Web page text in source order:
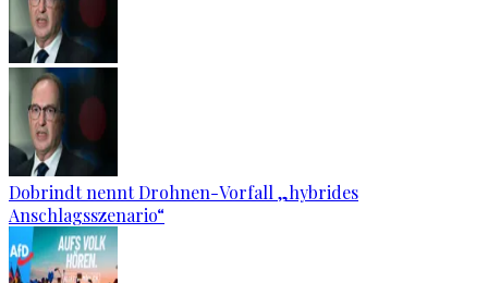
Dobrindt nennt Drohnen-Vorfall „hybrides
Anschlagsszenario“